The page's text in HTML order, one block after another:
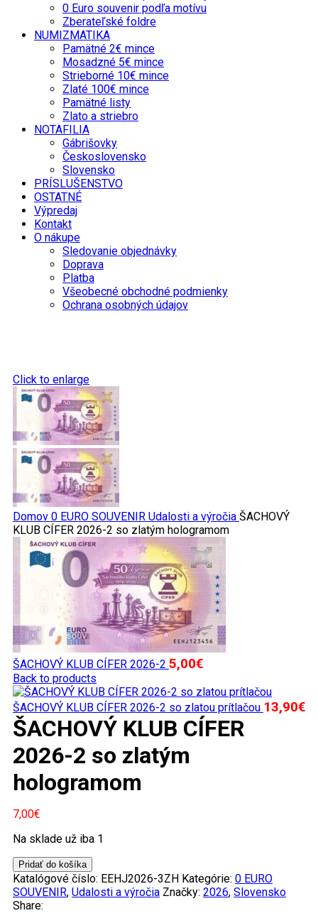
0 Euro souvenir podľa motívu
Zberateľské foldre
NUMIZMATIKA
Pamätné 2€ mince
Mosadzné 5€ mince
Strieborné 10€ mince
Zlaté 100€ mince
Pamätné listy
Zlato a striebro
NOTAFILIA
Gábrišovky
Československo
Slovensko
PRÍSLUŠENSTVO
OSTATNÉ
Výpredaj
Kontakt
O nákupe
Sledovanie objednávky
Doprava
Platba
Všeobecné obchodné podmienky
Ochrana osobných údajov
Click to enlarge
Domov 0 EURO SOUVENIR Udalosti a výročia ŠACHOVÝ
KLUB CÍFER 2026-2 so zlatým hologramom
ŠACHOVÝ KLUB CÍFER 2026-2 5,00€
Back to products
ŠACHOVÝ KLUB CÍFER 2026-2 so zlatou prítlačou 13,90€
ŠACHOVÝ KLUB CÍFER
2026-2 so zlatým
hologramom
7,00€
Na sklade už iba 1
množstvo
ŠACHOVÝ
KLUB
CÍFER
Pridať do košíka
Katalógové číslo: EEHJ2026-3ZH Kategórie: 0 EURO
SOUVENIR, Udalosti a výročia Značky: 2026, Slovensko
Share: